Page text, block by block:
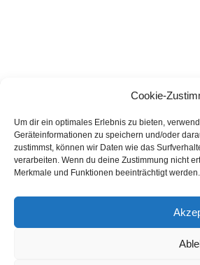
Cookie-
Um dir ein optimales Erlebnis zu bieten,
Geräteinformationen zu speichern und/oder
zustimmst, können wir Daten wie das
verarbeiten. Wenn du deine Zustimmung nicht
Merkmale und Funktionen beeinträchtigt werden.